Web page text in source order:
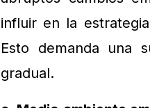
influir en la
Esto demanda una
gradual.